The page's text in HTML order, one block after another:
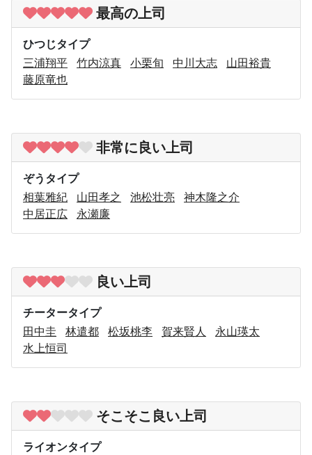
最高の上司
ひつじタイプ
三浦翔平
竹内涼真 小栗旬 中川大志
山田裕貴
藤原竜也
非常に良い上司
ぞうタイプ
相葉雅紀
山田孝之 池松壮亮
神木隆之介
中居正広
永瀬廉
良い上司
チータータイプ
田中圭
林遣都 松坂桃李 賀来賢人
永山瑛太
水上恒司
そこそこ良い上司
ライオンタイプ